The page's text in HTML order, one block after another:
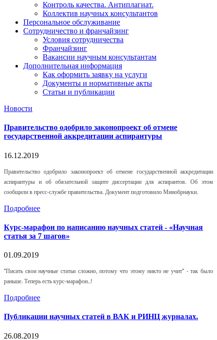
Контроль качества. Антиплагиат.
Коллектив научных консультантов
Персональное обслуживание
Сотрудничество и франчайзинг
Условия сотрудничества
Франчайзинг
Вакансии научным консультантам
Дополнительная информация
Как оформить заявку на услуги
Документы и нормативные акты
Статьи и публикации
Новости
Правительство одобрило законопроект об отмене
государственной аккредитации аспирантуры
16.12.2019
Правительство одобрило законопроект об отмене государственной аккредитации
аспирантуры и об обязательной защите диссертации для аспирантов. Об этом
сообщили в пресс-службе правительства. Документ подготовило Минобрнауки.
Подробнее
Курс-марафон по написанию научных статей - «Научная
статья за 7 шагов»
01.09.2019
"Писать свои научные статьи сложно, потому что этому никто не учит" - так было
раньше. Теперь есть курс-марафон..!
Подробнее
Публикации научных статей в ВАК и РИНЦ журналах.
26.08.2019